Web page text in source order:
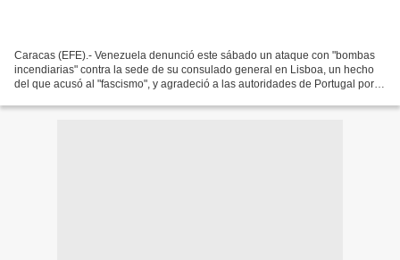
Caracas (EFE).- Venezuela denunció este sábado un ataque con "bombas
incendiarias" contra la sede de su consulado general en Lisboa, un hecho
del que acusó al "fascismo", y agradeció a las autoridades de Portugal por